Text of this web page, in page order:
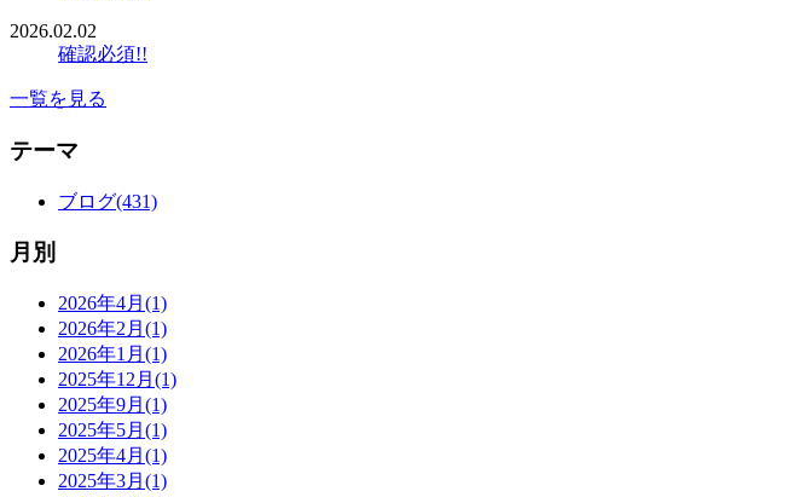
2026.02.02
確認必須!!
一覧を見る
テーマ
ブログ(431)
月別
2026年4月(1)
2026年2月(1)
2026年1月(1)
2025年12月(1)
2025年9月(1)
2025年5月(1)
2025年4月(1)
2025年3月(1)